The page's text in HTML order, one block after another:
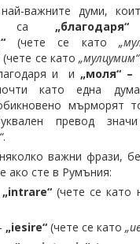
важните думи,
са „благодаря“
(чете се като
(чете се като„мулцумим“
и и „моля“ –
като една
мърморят
превод значи
.
важни фрази,
ако сте в Румъния:
„intrare“(чете се като
„iesire“ (чете се като